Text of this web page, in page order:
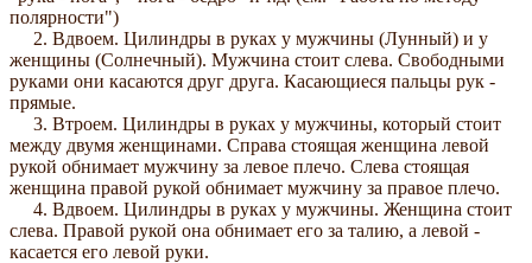
полярности")
2. Вдвоем. Цилиндры в руках у мужчины (Лунный) и у
женщины (Солнечный). Мужчина стоит слева. Свободными
руками они касаются друг друга. Касающиеся пальцы рук -
прямые.
3. Втроем. Цилиндры в руках у мужчины, который стоит
между двумя женщинами. Справа стоящая женщина левой
рукой обнимает мужчину за левое плечо. Слева стоящая
женщина правой рукой обнимает мужчину за правое плечо.
4. Вдвоем. Цилиндры в руках у мужчины. Женщина стоит
слева. Правой рукой она обнимает его за талию, а левой -
касается его левой руки.